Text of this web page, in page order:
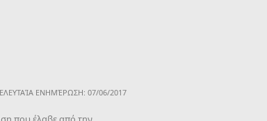
ΕΝΗΜΈΡΩΣΗ: 07/06/2017